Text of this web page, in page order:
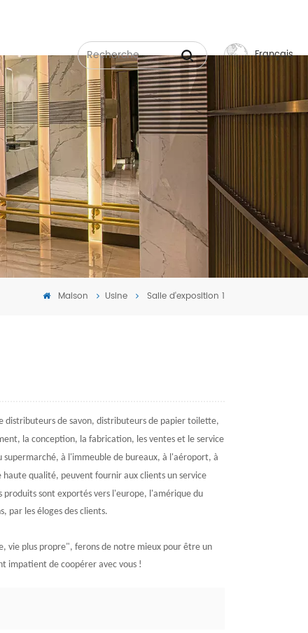
Français
English
Русский
Español
中文
Maison Usine Salle d'exposition 1
distributeurs de savon, distributeurs de papier toilette,
la conception, la fabrication, les ventes et le service
à l'immeuble de bureaux, à l'aéroport, à
haute qualité, peuvent fournir aux clients un service
produits sont exportés vers l'europe, l'amérique du
par les éloges des clients.
vie plus propre", ferons de notre mieux pour être un
impatient de coopérer avec vous !